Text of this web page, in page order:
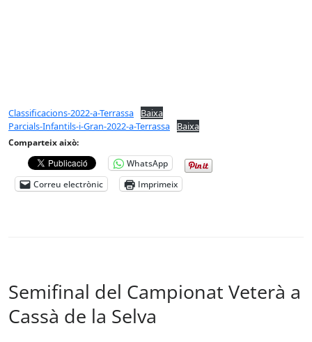
Classificacions-2022-a-Terrassa
Baixa
Parcials-Infantils-i-Gran-2022-a-Terrassa
Baixa
Comparteix això:
WhatsApp
Correu electrònic
Imprimeix
Semifinal del Campionat Veterà a
Cassà de la Selva